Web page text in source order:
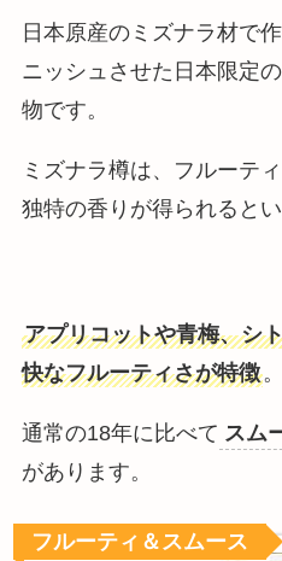
日本原産のミズナラ材で
ニッシュさせた日本限定
物です。
ミズナラ樽は、フルーテ
独特の香りが得られるとい
アプリコットや青梅、シ
快なフルーティさが特徴。
通常の18年に比べて スム
があります。
フルーティ＆スムース